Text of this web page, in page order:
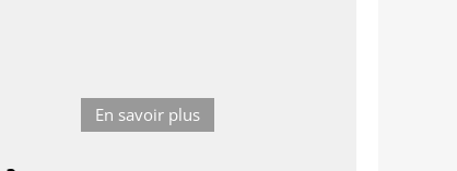
En savoir plus